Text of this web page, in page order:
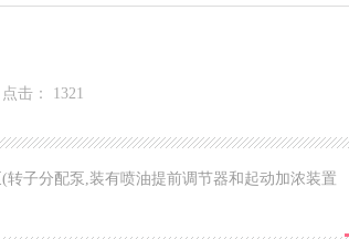
点击： 1321
子分配泵,装有喷油提前调节器和起动加浓装置